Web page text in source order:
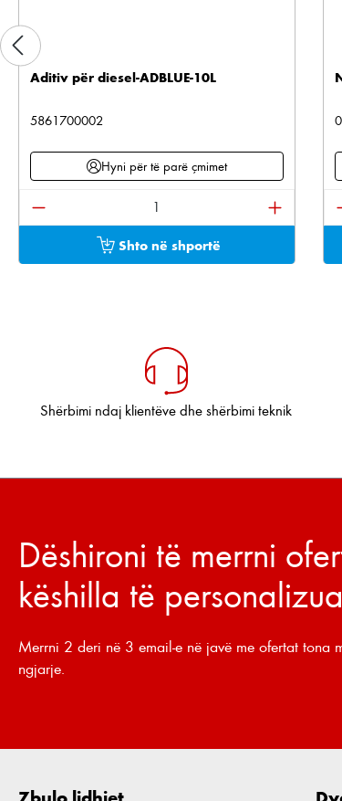
Aditiv për diesel-ADBLUE-10L
5861700002
Hyni për të parë çmimet
Sasia e produktit: Shkruani sasinë e
Shto në shportë
Shërbimi ndaj klientëve dhe shërbimi teknik
Dëshironi të merrni
këshilla të
Merrni 2 deri në 3 email-e në javë me ofertat tona
ngjarje.